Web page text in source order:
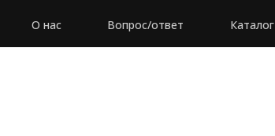
О нас Вопрос/ответ Каталог